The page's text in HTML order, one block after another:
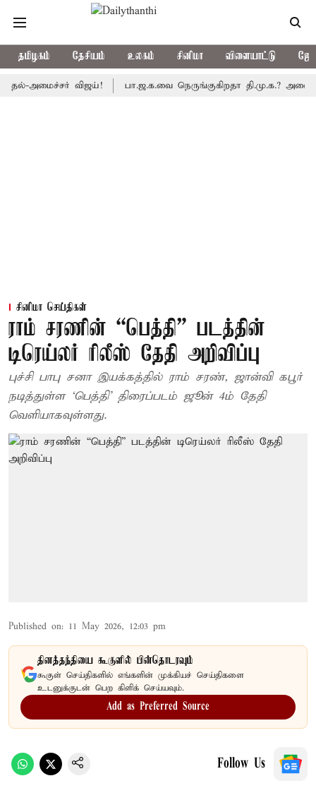
தமிழகம் தேசியம் உலகம் சினிமா விளையாட்டு
விஜய்! பா.ஜ.க.வை நெருங்குகிறதா தி.மு.க.?
சினிமா செய்திகள்
ராம் சரணின் “பெத்தி” படத்தின்
டிரெய்லர் ரிலீஸ் தேதி அறிவிப்பு
புச்சி பாபு சனா இயக்கத்தில் ராம் சரண், ஜான்வி கபூர்
நடித்துள்ள ‘பெத்தி’ திரைப்படம் ஜூன் 4ம் தேதி
வெளியாகவுள்ளது.
Published on: 11 May 2026, 12:03 pm
தினத்தந்தியை கூகுளில் பின்தொடரவும்
கூகுள் செய்திகளில் எங்களின் முக்கியச் செய்திகளை
உடனுக்குடன் பெற கிளிக் செய்யவும்.
Add as Preferred Source
Follow Us